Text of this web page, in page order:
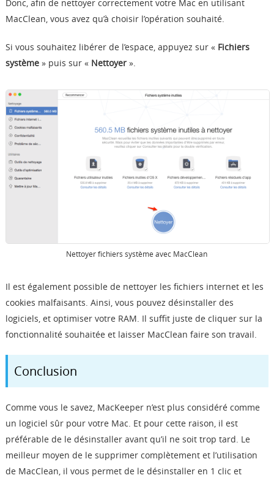
Donc, afin de nettoyer correctement votre Mac en utilisant
MacClean, vous avez qu’à choisir l’opération souhaité.
Si vous souhaitez libérer de l’espace, appuyez sur « Fichiers
système» puis sur « Nettoyer ».
Nettoyer fichiers système avec MacClean
Il est également possible de nettoyer les fichiers internet et les
cookies malfaisants. Ainsi, vous pouvez désinstaller des
logiciels, et optimiser votre RAM. Il suffit juste de cliquer sur la
fonctionnalité souhaitée et laisser MacClean faire son travail.
Conclusion
Comme vous le savez, MacKeeper n’est plus considéré comme
un logiciel sûr pour votre Mac. Et pour cette raison, il est
préférable de le désinstaller avant qu’il ne soit trop tard. Le
meilleur moyen de le supprimer complètement et l’utilisation
de MacClean, il vous permet de le désinstaller en 1 clic et